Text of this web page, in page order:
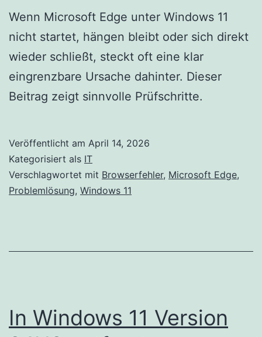
Wenn Microsoft Edge unter Windows 11
nicht startet, hängen bleibt oder sich direkt
wieder schließt, steckt oft eine klar
eingrenzbare Ursache dahinter. Dieser
Beitrag zeigt sinnvolle Prüfschritte.
Veröffentlicht am April 14, 2026
Kategorisiert als IT
Verschlagwortet mit Browserfehler, Microsoft Edge,
Problemlösung, Windows 11
In Windows 11 Version